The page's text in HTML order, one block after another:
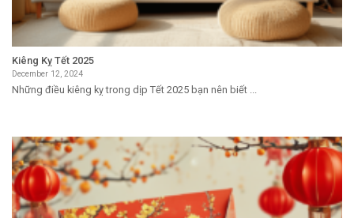
Kiêng Kỵ Tết 2025
December 12, 2024
Những điều kiêng kỵ trong dịp Tết 2025 bạn nên biết ...